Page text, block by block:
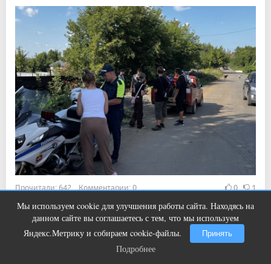
Прочитали: 642 Комментарии: 0 0 1
Сотрудники Госавтоинспекции задержали двух
несовершеннолетних водителей мототранспорта
Мы используем cookie для улучшения работы сайта. Находясь на
данном сайте вы соглашаетесь с тем, что мы используем
Яндекс.Метрику и собираем cookie-файлы.
Принять
Подробнее
Ролик из Омска: вы будете смеяться
долго
Подробнее